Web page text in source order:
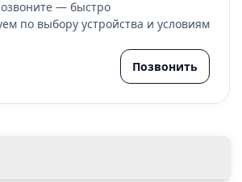
— быстро
по выбору устройства и условиям
Позвонить